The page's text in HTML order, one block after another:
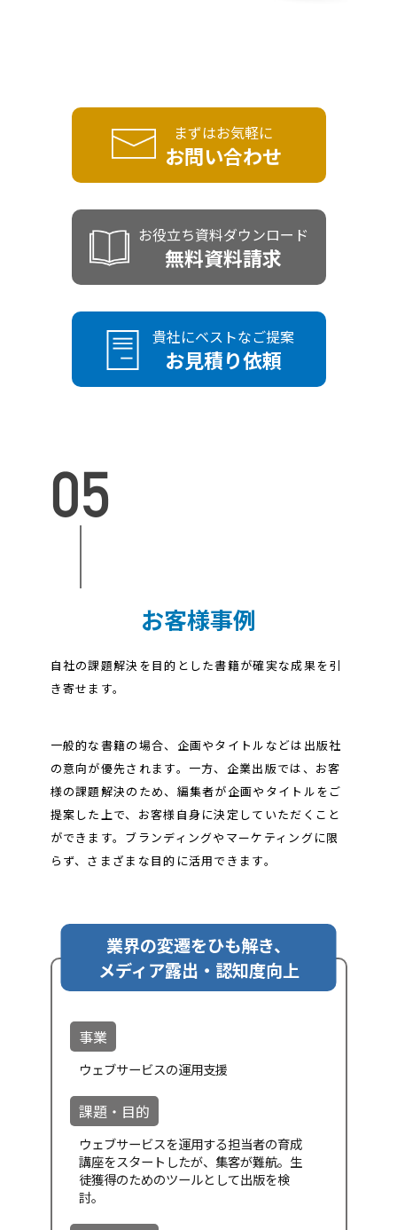
まずはお気軽に
お問い合わせ
お役立ち資料ダウンロード
無料資料請求
貴社にベストなご提案
お見積り依頼
お客様事例
自社の課題解決を目的とした書籍が確実な成果を引
き寄せます。
一般的な書籍の場合、企画やタイトルなどは出版社
の意向が優先されます。一方、企業出版では、お客
様の課題解決のため、編集者が企画やタイトルをご
提案した上で、お客様自身に決定していただくこと
ができます。ブランディングやマーケティングに限
らず、さまざまな目的に活用できます。
業界の変遷をひも解き、
メディア露出・認知度向上
事業
ウェブサービスの運用支援
課題・目的
ウェブサービスを運用する担当者の育成
講座をスタートしたが、集客が難航。生
徒獲得のためのツールとして出版を検
討。